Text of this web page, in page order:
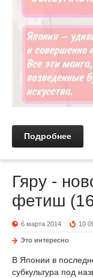
Подробнее
Гяру -
фетиш
6 марта 2014 10
Это интересно
В Японии в
субкультура под